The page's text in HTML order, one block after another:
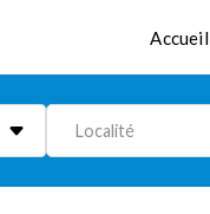
Accueil
Localité